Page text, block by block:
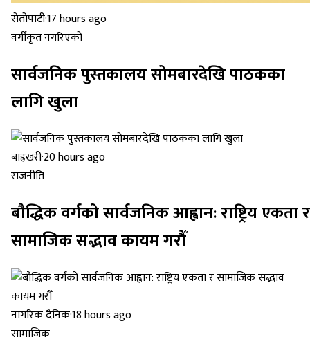
सेतोपाटी·17 hours ago
वर्गीकृत नगरिएको
सार्वजनिक पुस्तकालय सोमबारदेखि पाठकका
लागि खुला
बाह्रखरी·20 hours ago
राजनीति
बौद्धिक वर्गको सार्वजनिक आह्वान: राष्ट्रिय एकता र
सामाजिक सद्भाव कायम गरौँ
नागरिक दैनिक·18 hours ago